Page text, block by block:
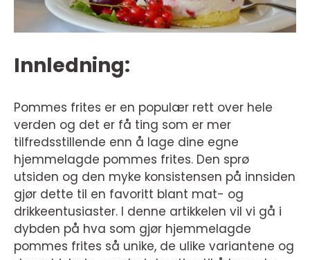
Innledning:
Pommes frites er en populær rett over hele
verden og det er få ting som er mer
tilfredsstillende enn å lage dine egne
hjemmelagde pommes frites. Den sprø
utsiden og den myke konsistensen på innsiden
gjør dette til en favoritt blant mat- og
drikkeentusiaster. I denne artikkelen vil vi gå i
dybden på hva som gjør hjemmelagde
pommes frites så unike, de ulike variantene og